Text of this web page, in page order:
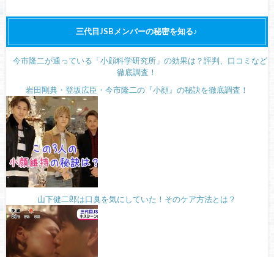
三代目JSBメンバーの秘密を知る♪
今市隆二が通っている「小顔科学研究所」の効果は？評判、口コミなど
徹底調査！
岩田剛典・登坂広臣・今市隆二の『小顔』の秘訣を徹底調査！
山下健二郎は口臭を気にしていた！そのケア方法とは？